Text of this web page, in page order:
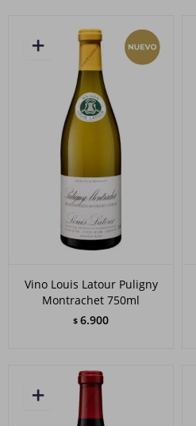
Vino Louis Latour Puligny
Montrachet 750ml
$ 6.900